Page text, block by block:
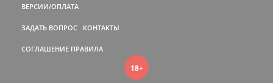
ВЕРСИИ/ОПЛАТА
ЗАДАТЬ ВОПРОС КОНТАКТЫ
СОГЛАШЕНИЕ ПРАВИЛА
18+